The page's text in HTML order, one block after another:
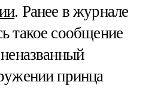
. Ранее в журнале
такое сообщение
принца